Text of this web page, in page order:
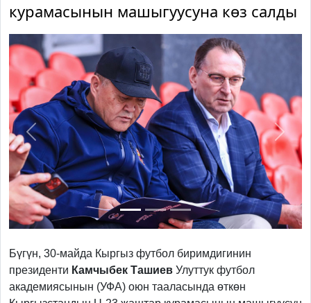
курамасынын машыгуусуна көз салды
Previous Next
Бүгүн, 30-майда Кыргыз футбол биримдигинин
президенти Камчыбек Ташиев Улуттук футбол
академиясынын (УФА) оюн тааласында өткөн